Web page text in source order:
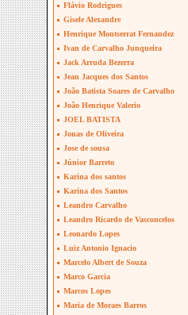
Flávio Rodrigues
Gisele Alexandre
Henrique Montserrat Fernandez
Ivan de Carvalho Junqueira
Jack Arruda Bezerra
Jean Jacques dos Santos
João Batista Soares de Carvalho
João Henrique Valerio
JOEL BATISTA
Jonas de Oliveira
Jose de sousa
Júnior Barreto
Karina dos santos
Karina dos Santos
Leandro Carvalho
Leandro Ricardo de Vasconcelos
Leonardo Lopes
Luiz Antonio Ignacio
Marcelo Albert de Souza
Marco Garcia
Marcos Lopes
Maria de Moraes Barros